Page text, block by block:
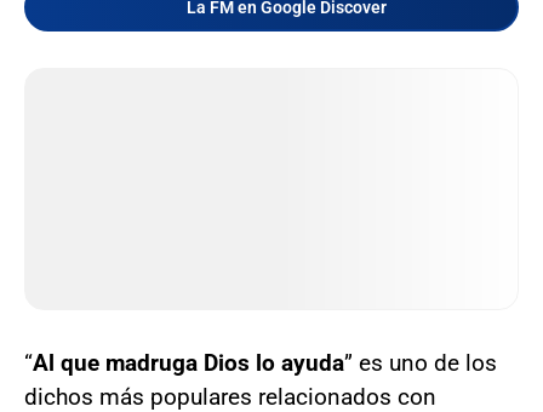
La FM en Google Discover
“Al que madruga Dios lo ayuda” es uno de los
dichos más populares relacionados con